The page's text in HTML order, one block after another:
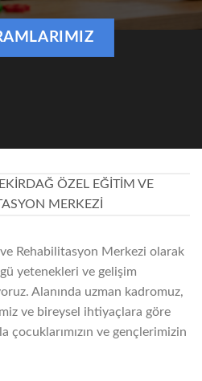
ÖZEL EĞITIM VE
MERKEZI
Rehabilitasyon Merkezi olarak
yetenekleri ve gelişim
Alanında uzman kadromuz,
ve bireysel ihtiyaçlara göre
çocuklarımızın ve gençlerimizin